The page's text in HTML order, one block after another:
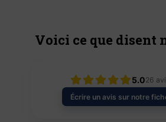
Voici ce que disent
5.026
Écrire un avis sur notre